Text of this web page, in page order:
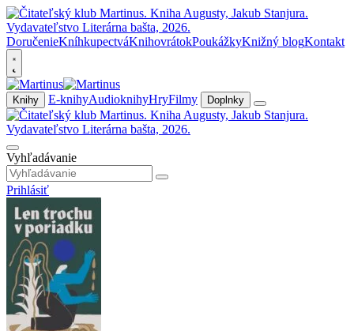
DoručenieKníhkupectváKnihovrátokPoukážkyKnižný blogKontakt
Knihy E-knihyAudioknihyHryFilmy Doplnky
Vyhľadávanie
Prihlásiť